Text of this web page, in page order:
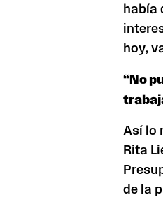
había
hoy,
“No
Así lo
Rita
de la